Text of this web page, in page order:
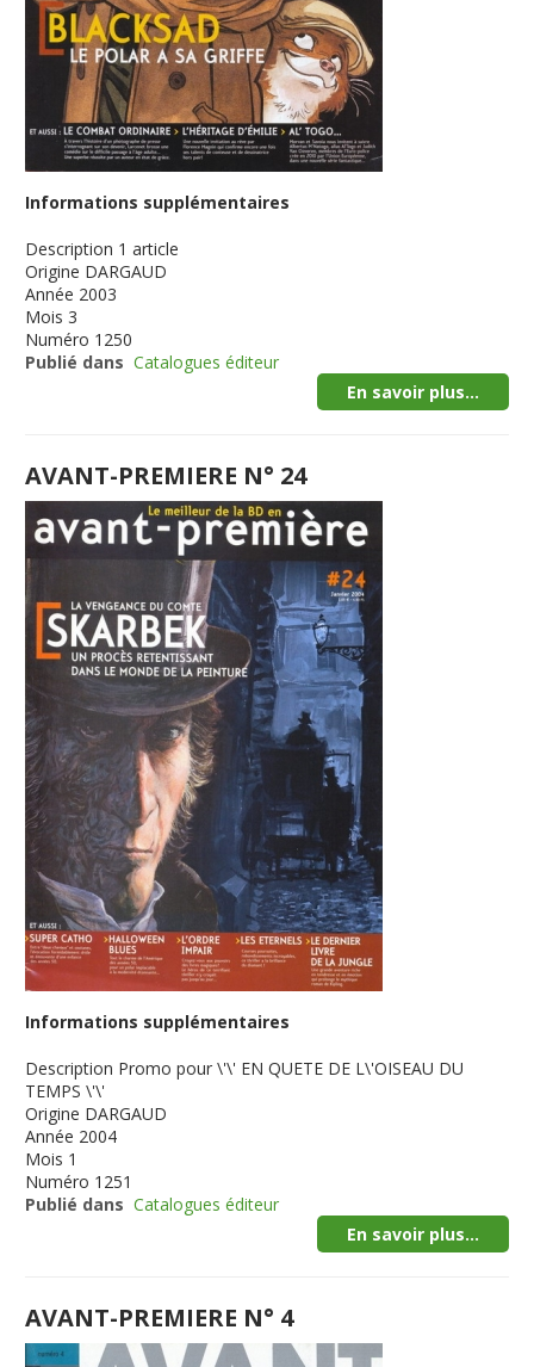
Informations supplémentaires
Description 1 article
Origine DARGAUD
Année 2003
Mois 3
Numéro 1250
Publié dans Catalogues éditeur
En savoir plus...
AVANT-PREMIERE N° 24
Informations supplémentaires
Description Promo pour \'\' EN QUETE DE L\'OISEAU DU
TEMPS \'\'
Origine DARGAUD
Année 2004
Mois 1
Numéro 1251
Publié dans Catalogues éditeur
En savoir plus...
AVANT-PREMIERE N° 4